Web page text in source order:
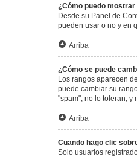
¿Cómo puedo
Desde su Panel de
pueden usar o no y en
Arriba
¿Cómo se puede
Los rangos aparecen
puede cambiar su
"spam", no lo toleran, y
Arriba
Cuando hago clic
Solo usuarios